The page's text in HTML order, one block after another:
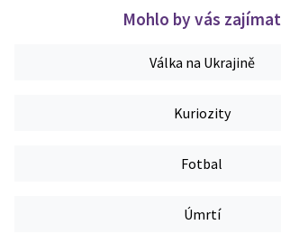
Mohlo by vás zajímat
Válka na Ukrajině
Kuriozity
Fotbal
Úmrtí